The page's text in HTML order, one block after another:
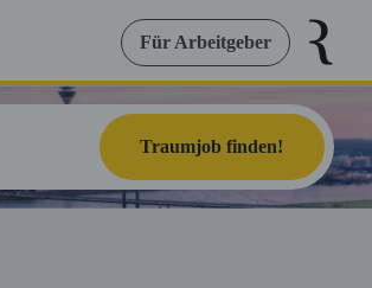
Für Arbeitgeber
Traumjob finden!